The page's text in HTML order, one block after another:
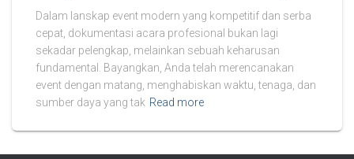
Dalam lanskap event modern yang kompetitif dan serba
cepat, dokumentasi acara profesional bukan lagi
sekadar pelengkap, melainkan sebuah keharusan
fundamental. Bayangkan, Anda telah merencanakan
event dengan matang, menghabiskan waktu, tenaga, dan
sumber daya yang tak Read more